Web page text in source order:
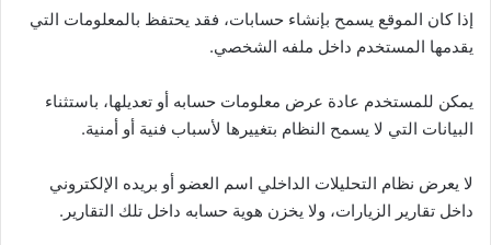
إذا كان الموقع يسمح بإنشاء حسابات، فقد يحتفظ بالمعلومات التي
يقدمها المستخدم داخل ملفه الشخصي.
يمكن للمستخدم عادة عرض معلومات حسابه أو تعديلها، باستثناء
البيانات التي لا يسمح النظام بتغييرها لأسباب فنية أو أمنية.
لا يعرض نظام التحليلات الداخلي اسم العضو أو بريده الإلكتروني
داخل تقارير الزيارات، ولا يخزن هوية حسابه داخل تلك التقارير.